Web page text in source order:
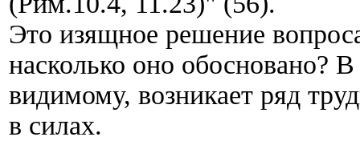
Это изящное решение
насколько оно обосновано?
видимому, возникает ряд
в силах.